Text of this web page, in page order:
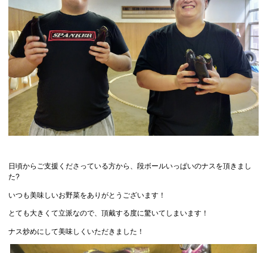
日頃からご支援くださっている方から、段ボールいっぱいのナスを頂きまし
た?
いつも美味しいお野菜をありがとうございます！
とても大きくて立派なので、頂戴する度に驚いてしまいます！
ナス炒めにして美味しくいただきました！